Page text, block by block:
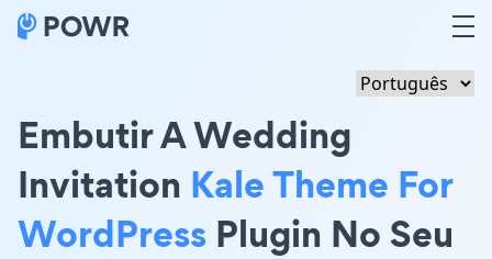
Embutir A Wedding
Invitation Kale Theme For
WordPress Plugin No Seu